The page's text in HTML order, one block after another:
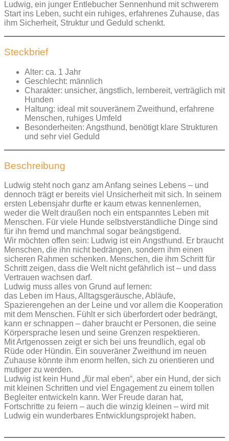
Ludwig, ein junger Entlebucher Sennenhund mit schwerem
Start ins Leben, sucht ein ruhiges, erfahrenes Zuhause, das
ihm Sicherheit, Struktur und Geduld schenkt.
Steckbrief
Alter: ca. 1 Jahr
Geschlecht: männlich
Charakter: unsicher, ängstlich, lernbereit, verträglich mit
Hunden
Haltung: ideal mit souveränem Zweithund, erfahrene
Menschen, ruhiges Umfeld
Besonderheiten: Angsthund, benötigt klare Strukturen
und sehr viel Geduld
Beschreibung
Ludwig steht noch ganz am Anfang seines Lebens – und
dennoch trägt er bereits viel Unsicherheit mit sich. In seinem
ersten Lebensjahr durfte er kaum etwas kennenlernen,
weder die Welt draußen noch ein entspanntes Leben mit
Menschen. Für viele Hunde selbstverständliche Dinge sind
für ihn fremd und manchmal sogar beängstigend.
Wir möchten offen sein: Ludwig ist ein Angsthund. Er braucht
Menschen, die ihn nicht bedrängen, sondern ihm einen
sicheren Rahmen schenken. Menschen, die ihm Schritt für
Schritt zeigen, dass die Welt nicht gefährlich ist – und dass
Vertrauen wachsen darf.
Ludwig muss alles von Grund auf lernen:
das Leben im Haus, Alltagsgeräusche, Abläufe,
Spazierengehen an der Leine und vor allem die Kooperation
mit dem Menschen. Fühlt er sich überfordert oder bedrängt,
kann er schnappen – daher braucht er Personen, die seine
Körpersprache lesen und seine Grenzen respektieren.
Mit Artgenossen zeigt er sich bei uns freundlich, egal ob
Rüde oder Hündin. Ein souveräner Zweithund im neuen
Zuhause könnte ihm enorm helfen, sich zu orientieren und
mutiger zu werden.
Ludwig ist kein Hund „für mal eben“, aber ein Hund, der sich
mit kleinen Schritten und viel Engagement zu einem tollen
Begleiter entwickeln kann. Wer Freude daran hat,
Fortschritte zu feiern – auch die winzig kleinen – wird mit
Ludwig ein wunderbares Entwicklungsprojekt haben.